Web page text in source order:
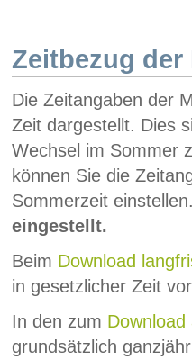
Zeitbezug der
Die Zeitangaben der
Zeit dargestellt. Dies
Wechsel im Sommer
können Sie die
Sommerzeit
eingestellt.
Beim Download
in gesetzlicher Zeit
In den zum Download
grundsätzlich